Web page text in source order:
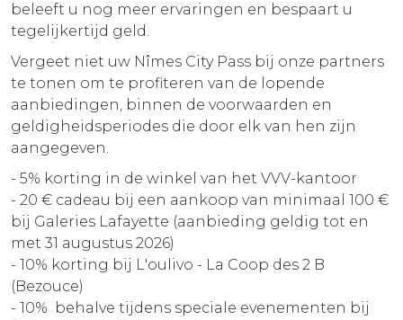
beleeft u nog meer ervaringen en bespaart u
tegelijkertijd geld.
Vergeet niet uw Nîmes City Pass bij onze partners
te tonen om te profiteren van de lopende
aanbiedingen, binnen de voorwaarden en
geldigheidsperiodes die door elk van hen zijn
aangegeven.
- 5% korting in de winkel van het VVV-kantoor
- 20 € cadeau bij een aankoop van minimaal 100 €
bij Galeries Lafayette (aanbieding geldig tot en
met 31 augustus 2026)
- 10% korting bij L'oulivo - La Coop des 2 B
(Bezouce)
- 10% behalve tijdens speciale evenementen bij